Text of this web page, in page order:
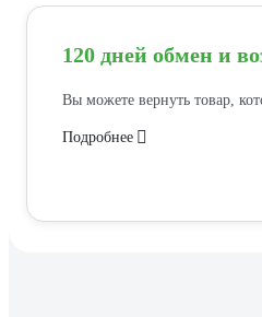
120 дней обмен и
Вы можете вернуть товар,
Подробнее